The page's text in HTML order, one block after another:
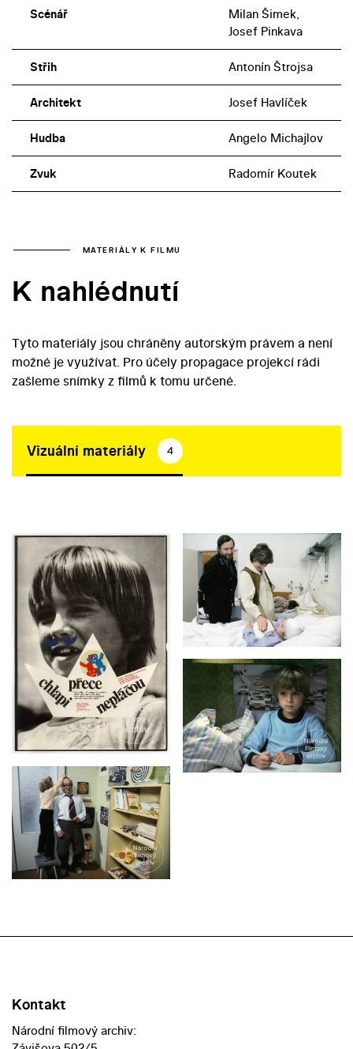
Scénář
Milan Šimek,
Josef Pinkava
Střih Antonín Štrojsa
Architekt Josef Havlíček
Hudba Angelo Michajlov
Zvuk Radomír Koutek
MATERIÁLY K FILMU
K nahlédnutí
Tyto materiály jsou chráněny autorským právem a není
možné je využívat. Pro účely propagace projekcí rádi
zašleme snímky z filmů k tomu určené.
Vizuální materiály 4
Kontakt
Národní filmový archiv: